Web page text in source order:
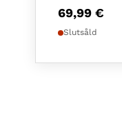
69,99€
Slutsåld